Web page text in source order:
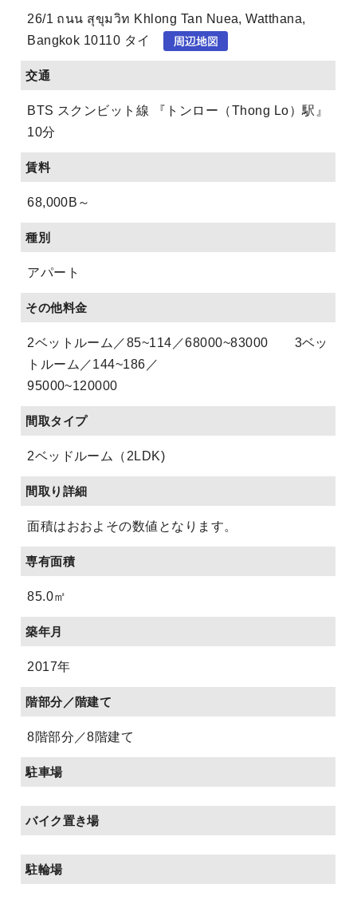
26/1 ถนน สุขุมวิท Khlong Tan Nuea, Watthana,
Bangkok 10110 タイ
交通
BTS スクンビット線 『トンロー（Thong Lo）駅』
10分
賃料
68,000B～
種別
アパート
その他料金
2ベットルーム／85~114／68000~83000 3ベッ
トルーム／144~186／
95000~120000
間取タイプ
2ベッドルーム（2LDK)
間取り詳細
面積はおおよその数値となります。
専有面積
85.0㎡
築年月
2017年
階部分／階建て
8階部分／8階建て
駐車場
バイク置き場
駐輪場